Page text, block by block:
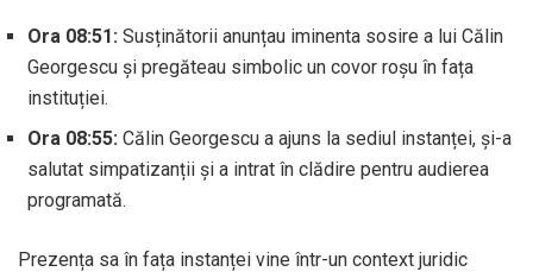
Ora 08:51: Susținătorii anunțau iminenta sosire a lui Călin
Georgescu și pregăteau simbolic un covor roșu în fața
instituției.
Ora 08:55: Călin Georgescu a ajuns la sediul instanței, și-a
salutat simpatizanții și a intrat în clădire pentru audierea
programată.
Prezența sa în fața instanței vine într-un context juridic